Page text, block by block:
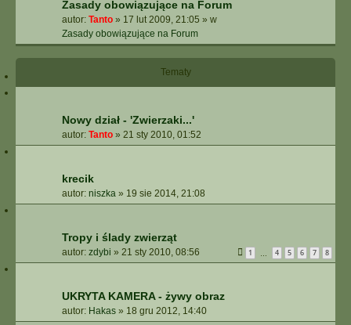
Zasady obowiązujące na Forum
autor: Tanto » 17 lut 2009, 21:05 » w
Zasady obowiązujące na Forum
Tematy
Nowy dział - 'Zwierzaki...'
autor: Tanto » 21 sty 2010, 01:52
krecik
autor: niszka » 19 sie 2014, 21:08
Tropy i ślady zwierząt
autor: zdybi » 21 sty 2010, 08:56 1 4 5 6 7 8
UKRYTA KAMERA - żywy obraz
autor: Hakas » 18 gru 2012, 14:40